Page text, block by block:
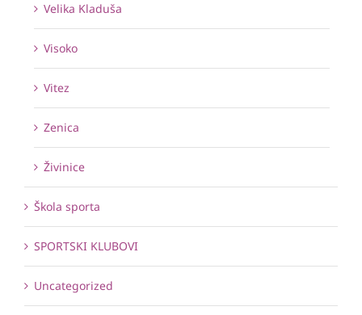
Velika Kladuša
Visoko
Vitez
Zenica
Živinice
Škola sporta
SPORTSKI KLUBOVI
Uncategorized